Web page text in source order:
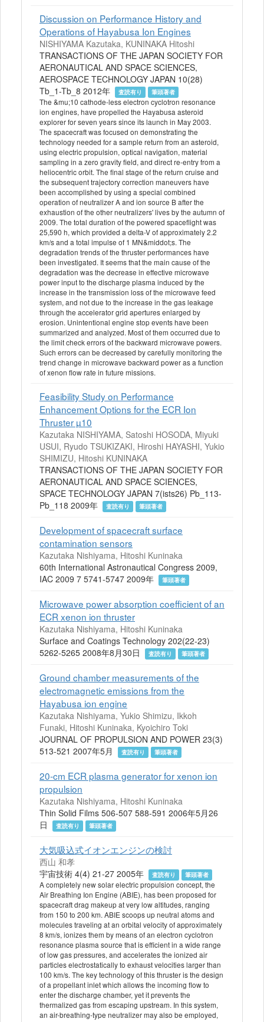
Discussion on Performance History and
Operations of Hayabusa Ion Engines
NISHIYAMA Kazutaka, KUNINAKA Hitoshi
TRANSACTIONS OF THE JAPAN SOCIETY FOR
AERONAUTICAL AND SPACE SCIENCES,
AEROSPACE TECHNOLOGY JAPAN 10(28)
Tb_1-Tb_8 2012年
査読有り 筆頭著者
The &mu;10 cathode-less electron cyclotron resonance
ion engines, have propelled the Hayabusa asteroid
explorer for seven years since its launch in May 2003.
The spacecraft was focused on demonstrating the
technology needed for a sample return from an asteroid,
using electric propulsion, optical navigation, material
sampling in a zero gravity field, and direct re-entry from a
heliocentric orbit. The final stage of the return cruise and
the subsequent trajectory correction maneuvers have
been accomplished by using a special combined
operation of neutralizer A and ion source B after the
exhaustion of the other neutralizers' lives by the autumn of
2009. The total duration of the powered spaceflight was
25,590 h, which provided a delta-V of approximately 2.2
km/s and a total impulse of 1 MN&middot;s. The
degradation trends of the thruster performances have
been investigated. It seems that the main cause of the
degradation was the decrease in effective microwave
power input to the discharge plasma induced by the
increase in the transmission loss of the microwave feed
system, and not due to the increase in the gas leakage
through the accelerator grid apertures enlarged by
erosion. Unintentional engine stop events have been
summarized and analyzed. Most of them occurred due to
the limit check errors of the backward microwave powers.
Such errors can be decreased by carefully monitoring the
trend change in microwave backward power as a function
of xenon flow rate in future missions.
Feasibility Study on Performance
Enhancement Options for the ECR Ion
Thruster µ10
Kazutaka NISHIYAMA, Satoshi HOSODA, Miyuki
USUI, Ryudo TSUKIZAKI, Hiroshi HAYASHI, Yukio
SHIMIZU, Hitoshi KUNINAKA
TRANSACTIONS OF THE JAPAN SOCIETY FOR
AERONAUTICAL AND SPACE SCIENCES,
SPACE TECHNOLOGY JAPAN 7(ists26) Pb_113-
Pb_118 2009年
査読有り 筆頭著者
Development of spacecraft surface
contamination sensors
Kazutaka Nishiyama, Hitoshi Kuninaka
60th International Astronautical Congress 2009,
IAC 2009 7 5741-5747 2009年
筆頭著者
Microwave power absorption coefficient of an
ECR xenon ion thruster
Kazutaka Nishiyama, Hitoshi Kuninaka
Surface and Coatings Technology 202(22-23)
5262-5265 2008年8月30日
査読有り 筆頭著者
Ground chamber measurements of the
electromagnetic emissions from the
Hayabusa ion engine
Kazutaka Nishiyama, Yukio Shimizu, Ikkoh
Funaki, Hitoshi Kuninaka, Kyoichiro Toki
JOURNAL OF PROPULSION AND POWER 23(3)
513-521 2007年5月
査読有り 筆頭著者
20-cm ECR plasma generator for xenon ion
propulsion
Kazutaka Nishiyama, Hitoshi Kuninaka
Thin Solid Films 506-507 588-591 2006年5月26
日
査読有り 筆頭著者
大気吸込式イオンエンジンの検討
西山 和孝
宇宙技術 4(4) 21-27 2005年
査読有り 筆頭著者
A completely new solar electric propulsion concept, the
Air Breathing Ion Engine (ABIE), has been proposed for
spacecraft drag makeup at very low altitudes, ranging
from 150 to 200 km. ABIE scoops up neutral atoms and
molecules traveling at an orbital velocity of approximately
8 km/s, ionizes them by means of an electron cyclotron
resonance plasma source that is efficient in a wide range
of low gas pressures, and accelerates the ionized air
particles electrostatically to exhaust velocities larger than
100 km/s. The key technology of this thruster is the design
of a propellant inlet which allows the incoming flow to
enter the discharge chamber, yet it prevents the
thermalized gas from escaping upstream. In this system,
an air-breathing-type neutralizer may also be employed,